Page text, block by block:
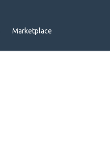
Marketplace